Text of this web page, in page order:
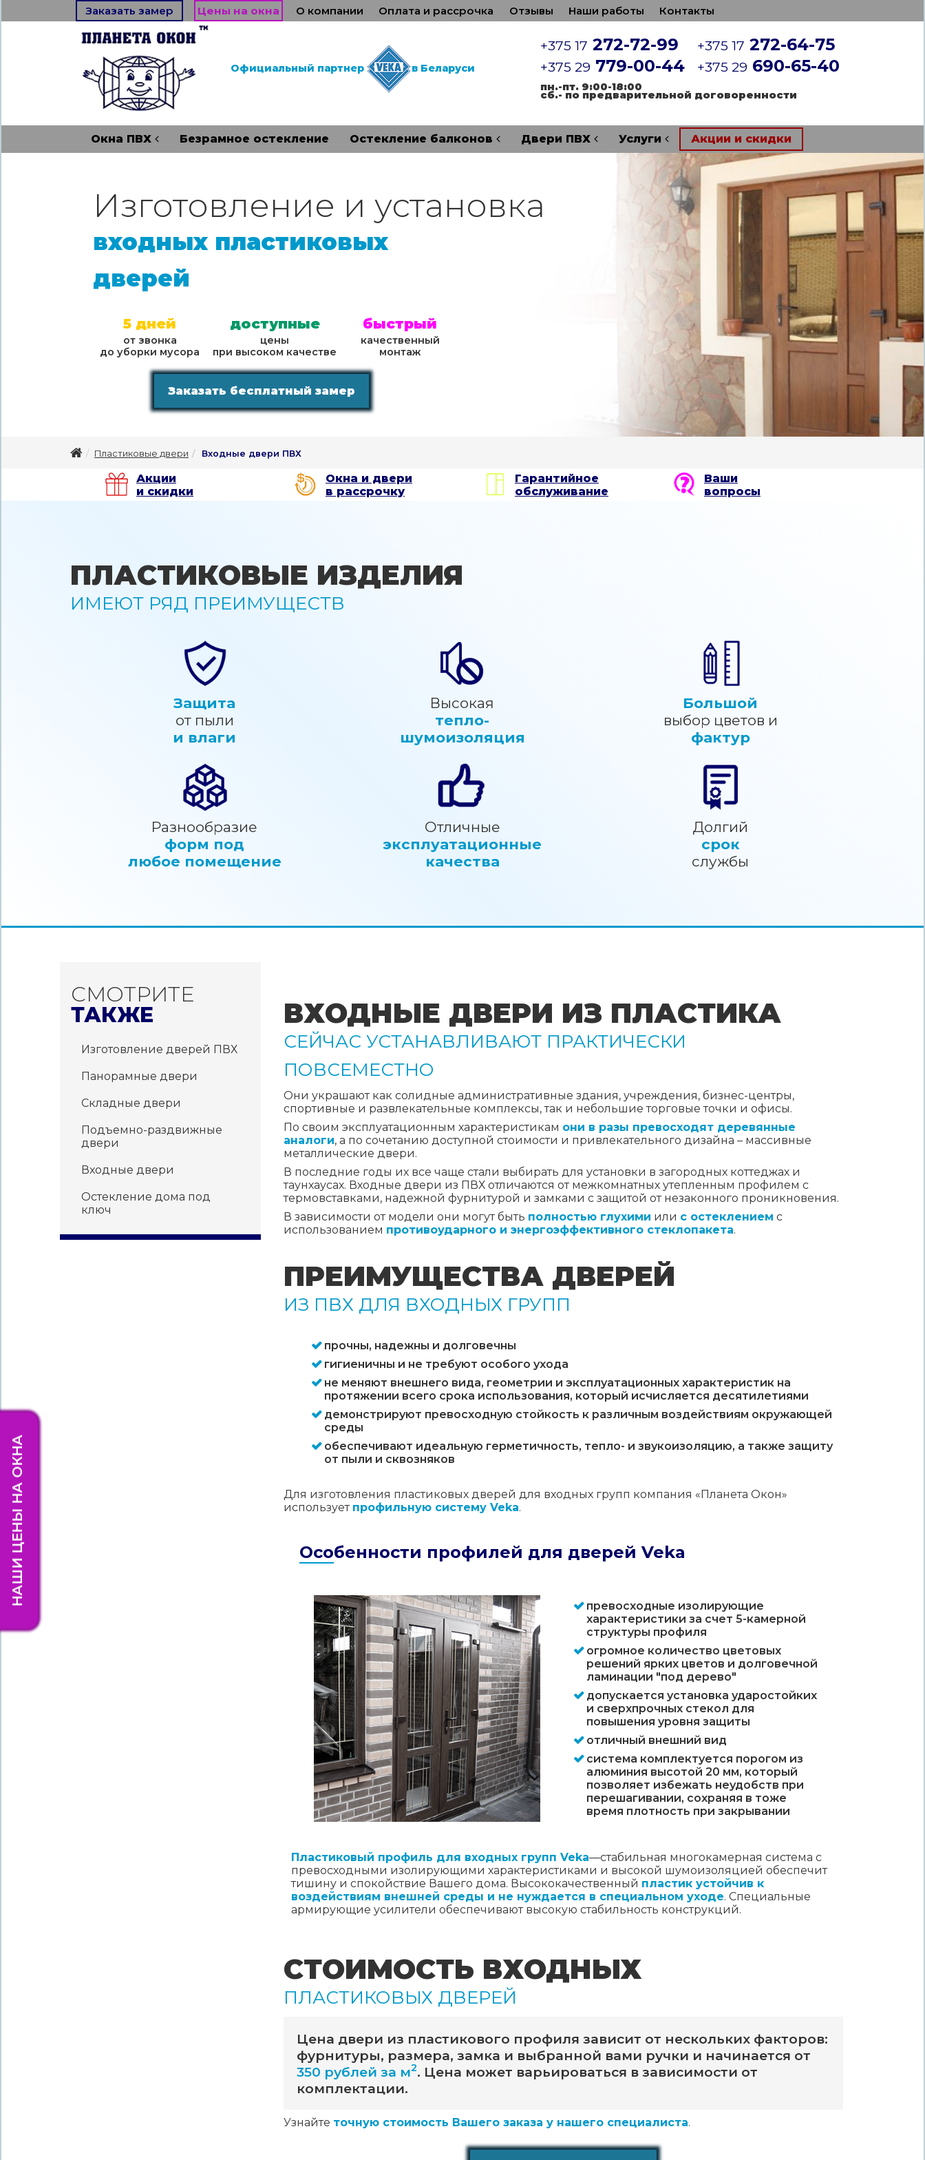
НАШИ ЦЕНЫ НА ОКНА
Заказать замер Цены на окна О компании Оплата и рассрочка Отзывы Наши работы Контакты
Официальный партнер в Беларуси
+375 17 272-72-99 +375 17 272-64-75
+375 29 779-00-44 +375 29 690-65-40
пн.-пт. 9:00-18:00
сб.- по предварительной договоренности
Окна ПВХ Безрамное остекление Остекление балконов Двери ПВХ Услуги Акции и скидки
Изготовление и установка
входных пластиковых
дверей
5 дней
от звонка
до уборки мусора
доступные
цены
при высоком качестве
быстрый
качественный
монтаж
Заказать бесплатный замер
Пластиковые двери Входные двери ПВХ
Акции
и скидки
Окна и двери
в рассрочку
Гарантийное
обслуживание
Ваши
вопросы
ПЛАСТИКОВЫЕ ИЗДЕЛИЯ
ИМЕЮТ РЯД ПРЕИМУЩЕСТВ
Защита
от пыли
и влаги
Высокая
тепло-
шумоизоляция
Большой
выбор цветов и
фактур
Разнообразие
форм под
любое помещение
Отличные
эксплуатационные
качества
Долгий
срок
службы
ВХОДНЫЕ ДВЕРИ ИЗ ПЛАСТИКА
СЕЙЧАС УСТАНАВЛИВАЮТ ПРАКТИЧЕСКИ
ПОВСЕМЕСТНО
Они украшают как солидные административные здания, учреждения, бизнес-центры,
спортивные и развлекательные комплексы, так и небольшие торговые точки и офисы.
По своим эксплуатационным характеристикам они в разы превосходят деревянные
аналоги, а по сочетанию доступной стоимости и привлекательного дизайна – массивные
металлические двери.
В последние годы их все чаще стали выбирать для установки в загородных коттеджах и
таунхаусах. Входные двери из ПВХ отличаются от межкомнатных утепленным профилем с
термовставками, надежной фурнитурой и замками с защитой от незаконного проникновения.
В зависимости от модели они могут быть полностью глухими или с остеклением с
использованием противоударного и энергоэффективного стеклопакета.
ПРЕИМУЩЕСТВА ДВЕРЕЙ
ИЗ ПВХ ДЛЯ ВХОДНЫХ ГРУПП
прочны, надежны и долговечны
гигиеничны и не требуют особого ухода
не меняют внешнего вида, геометрии и эксплуатационных характеристик на
протяжении всего срока использования, который исчисляется десятилетиями
демонстрируют превосходную стойкость к различным воздействиям окружающей
среды
обеспечивают идеальную герметичность, тепло- и звукоизоляцию, а также защиту
от пыли и сквозняков
Для изготовления пластиковых дверей для входных групп компания «Планета Окон»
использует профильную систему Veka.
Особенности профилей для дверей Veka
превосходные изолирующие
характеристики за счет 5-камерной
структуры профиля
огромное количество цветовых
решений ярких цветов и долговечной
ламинации "под дерево"
допускается установка ударостойких
и сверхпрочных стекол для
повышения уровня защиты
отличный внешний вид
система комплектуется порогом из
алюминия высотой 20 мм, который
позволяет избежать неудобств при
перешагивании, сохраняя в тоже
время плотность при закрывании
Пластиковый профиль для входных групп Veka—cтабильная многокамерная система с
превосходными изолирующими характеристиками и высокой шумоизоляцией обеспечит
тишину и спокойствие Вашего дома. Высококачественный пластик устойчив к
воздействиям внешней среды и не нуждается в специальном уходе. Специальные
армирующие усилители обеспечивают высокую стабильность конструкций.
СТОИМОСТЬ ВХОДНЫХ
ПЛАСТИКОВЫХ ДВЕРЕЙ
Цена двери из пластикового профиля зависит от нескольких факторов:
фурнитуры, размера, замка и выбранной вами ручки и начинается от
350 рублей за м2. Цена может варьироваться в зависимости от
комплектации.
Узнайте точную стоимость Вашего заказа у нашего специалиста.
ТАКЖЕ
Складные двери
Подъемно-раздвижные
двери
Входные двери
Остекление дома под